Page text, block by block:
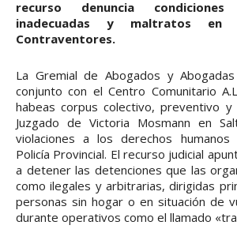
recurso denuncia
inadecuadas y maltratos
Contraventores.
La Gremial de Abogados y
conjunto con el Centro Comunitario
habeas corpus colectivo, preventivo
Juzgado de Victoria Mosmann en
violaciones a los derechos
Policía Provincial. El recurso judicial
a detener las detenciones que las
como ilegales y arbitrarias, dirigidas
personas sin hogar o en situación de
durante operativos como el llamado